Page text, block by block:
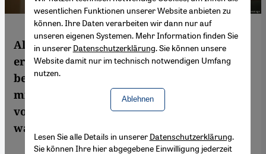
Als der Staat Israel gegründet wurde, war
er ein Kind, heute ist er einer seiner
berühmtesten Schriftsteller. Im Interview
mit Sarah Judith Hofmann erzählt Amos Oz
von 1948, den Fanatikern von heute und
warum er weiter an den Frieden glaubt.
wesentlichen Funktionen unserer Website anbieten zu
können. Ihre Daten verarbeiten wir dann nur auf
unseren eigenen Systemen. Mehr Information finden Sie
in unserer Datenschutzerklärung. Sie können unsere
Website damit nur im technisch notwendigen Umfang
nutzen.
Ablehnen
Lesen Sie alle Details in unserer Datenschutzerklärung.
Sie können Ihre hier abgegebene Einwilligung jederzeit